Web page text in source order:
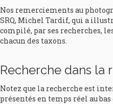
Nos remerciements au
SRQ, Michel Tardif, qui a
compilé, par ses recherches,
chacun des taxons.
Recherche dans la
Notez que la recherche est
présentés en temps réel au bas